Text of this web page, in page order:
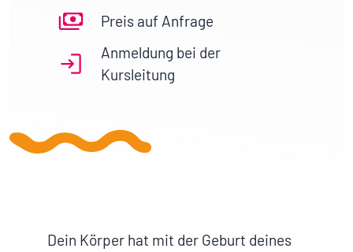
Preis auf Anfrage
Anmeldung bei der
Kursleitung
Dein Körper hat mit der Geburt deines